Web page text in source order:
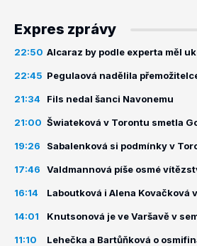
Expres zprávy
22:50 Alcaraz by podle experta měl
22:45 Pegulaová nadělila
21:34 Fils nedal šanci Navonemu
21:00 Šwiateková v Torontu smetla
19:26 Sabalenková si podmínky v
17:46 Valdmannová píše osmé
16:14 Laboutková i Alena Kovačková
14:01 Knutsonová je ve Varšavě v
11:10 Lehečka a Bartůňková o